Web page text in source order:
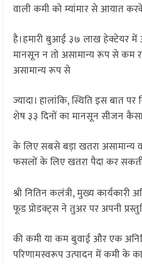
वाली कमी को म्यांमार से आयात
है।हमारी बुआई ३७ लाख हेक्टेयर में
मानसून न तो असामान्य रूप से कम
असामान्य रूप से
ज्यादा। हालांकि, स्थिति इस बात पर
शेष ३३ दिनों का मानसून सीजन
के लिए सबसे बड़ा खतरा असामान्य
फसलों के लिए खतरा पैदा कर
श्री नितिन कलंत्री, मुख्य कार्यकारी
फूड प्रोडक्ट्स ने तुअर पर अपनी
की कमी या कम बुवाई और एक
परिणामस्वरूप उत्पादन में कमी के